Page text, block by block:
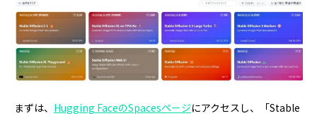
まずは、 Hugging FaceのSpacesページにアクセスし、「Stable